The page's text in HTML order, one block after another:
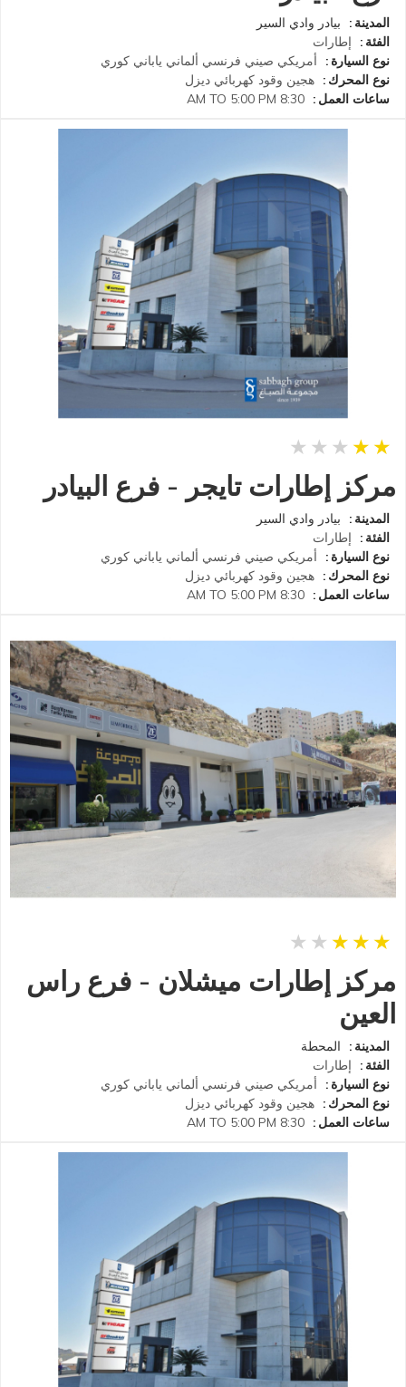
المدينة
بيادر وادي السير
الفئة
إطارات
نوع السيارة
أمريكي صيني فرنسي ألماني ياباني كوري
نوع المحرك
هجين وقود كهربائي ديزل
ساعات العمل
8:30 AM TO 5:00 PM
مركز إطارات تايجر - فرع البيادر
المدينة
بيادر وادي السير
الفئة
إطارات
نوع السيارة
أمريكي صيني فرنسي ألماني ياباني كوري
نوع المحرك
هجين وقود كهربائي ديزل
ساعات العمل
8:30 AM TO 5:00 PM
مركز إطارات ميشلان - فرع راس
العين
المدينة
المحطة
الفئة
إطارات
نوع السيارة
أمريكي صيني فرنسي ألماني ياباني كوري
نوع المحرك
هجين وقود كهربائي ديزل
ساعات العمل
8:30 AM TO 5:00 PM